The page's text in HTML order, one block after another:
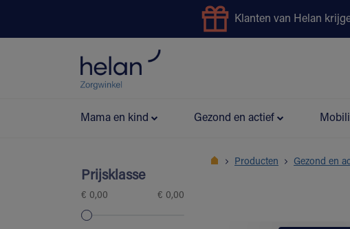
Klanten van Helan
Mama en kind Gezond en actief
Prijsklasse
€ 0,00 € 0,00
Producten Gezond en